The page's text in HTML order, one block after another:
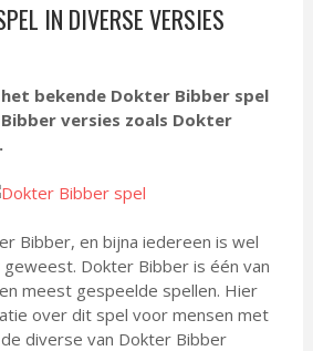
IN DIVERSE VERSIES
bekende Dokter Bibber spel
versies zoals Dokter
Bibber, en bijna iedereen is wel
Dokter Bibber is één van
meest gespeelde spellen. Hier
over dit spel voor mensen met
diverse van Dokter Bibber